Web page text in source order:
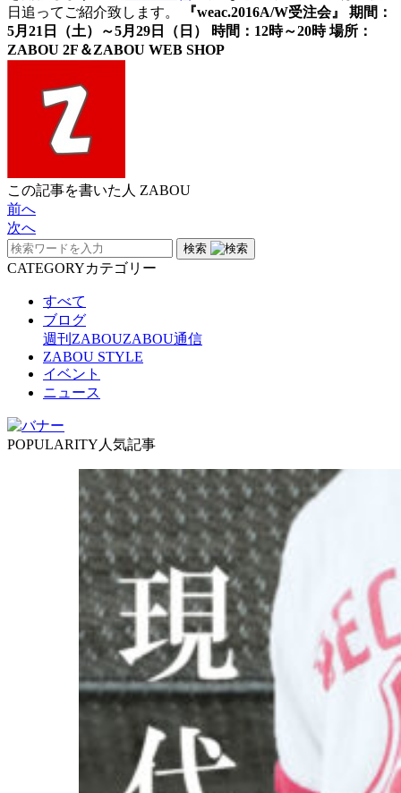
日追ってご紹介致します。
『weac.2016A/W受注会』 期間：
5月21日（土）～5月29日（日） 時間：12時～20時 場所：
ZABOU 2F＆ZABOU WEB SHOP
この記事を書いた人 ZABOU
前へ
次へ
検索
CATEGORYカテゴリー
すべて
ブログ
週刊ZABOUZABOU通信
ZABOU STYLE
イベント
ニュース
POPULARITY 人気記事